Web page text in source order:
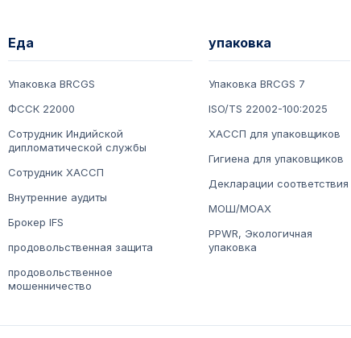
Еда
Упаковка BRCGS
ФССК 22000
Сотрудник Индийской
дипломатической службы
Сотрудник ХАССП
Внутренние аудиты
Брокер IFS
продовольственная защита
продовольственное
мошенничество
упаковка
Упаковка BRCGS 7
ISO/TS 22002-100:2025
ХАССП для упаковщиков
Гигиена для упаковщиков
Декларации соответствия
МОШ/МОАХ
PPWR, Экологичная
упаковка